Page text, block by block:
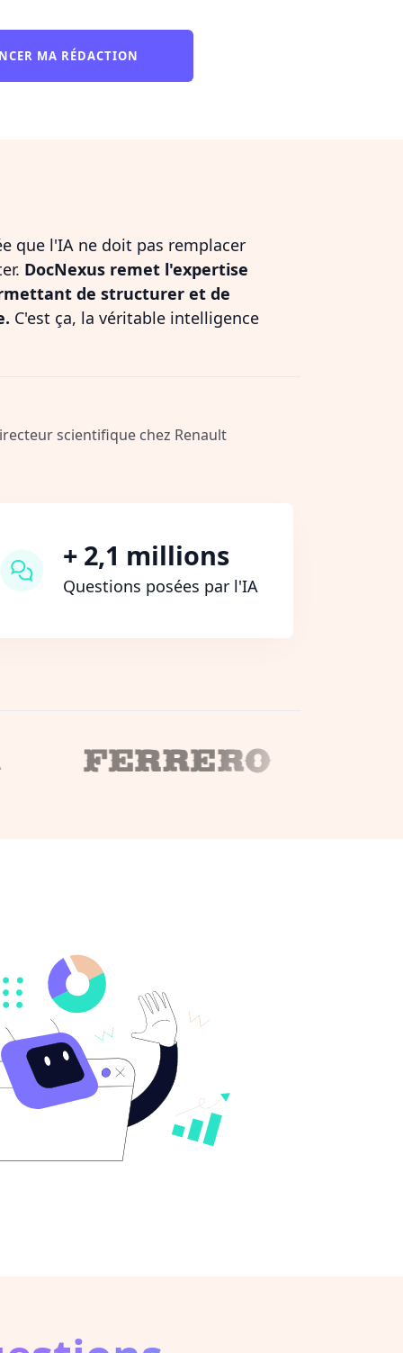
MA RÉDACTION
que l'IA ne doit pas remplacer
DocNexus remet l'expertise
de structurer et de
C'est ça, la véritable intelligence
scientifique chez Renault
+ 2,1 millions
Questions posées par l'IA